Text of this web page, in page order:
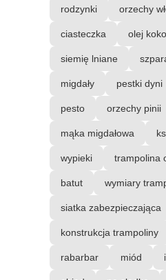
rodzynki orzechy
ciasteczka olej
siemię lniane
migdały pestki dyni
pesto orzechy pinii
mąka migdałowa
wypieki trampolina
batut wymiary
siatka zabezpieczająca
konstrukcja trampoliny
rabarbar miód